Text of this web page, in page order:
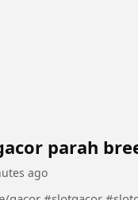
parah
ago